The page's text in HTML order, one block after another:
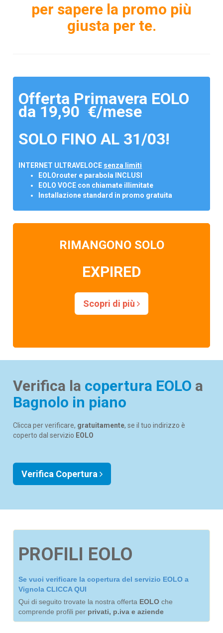
per sapere la promo più
giusta per te.
Offerta Primavera EOLO
da 19,90 €/mese
SOLO FINO AL 31/03!
INTERNET ULTRAVELOCE senza limiti
EOLOrouter e parabola INCLUSI
EOLO VOCE con chiamate illimitate
Installazione standard in promo gratuita
RIMANGONO SOLO
EXPIRED
Scopri di più
Verifica la copertura EOLO a
Bagnolo in piano
Clicca per verificare, gratuitamente, se il tuo indirizzo è
coperto dal servizio EOLO
Verifica Copertura
PROFILI EOLO
Se vuoi verificare la copertura del servizio EOLO a
Vignola CLICCA QUI
Qui di seguito trovate la nostra offerta EOLO che
comprende profili per privati, p.iva e aziende